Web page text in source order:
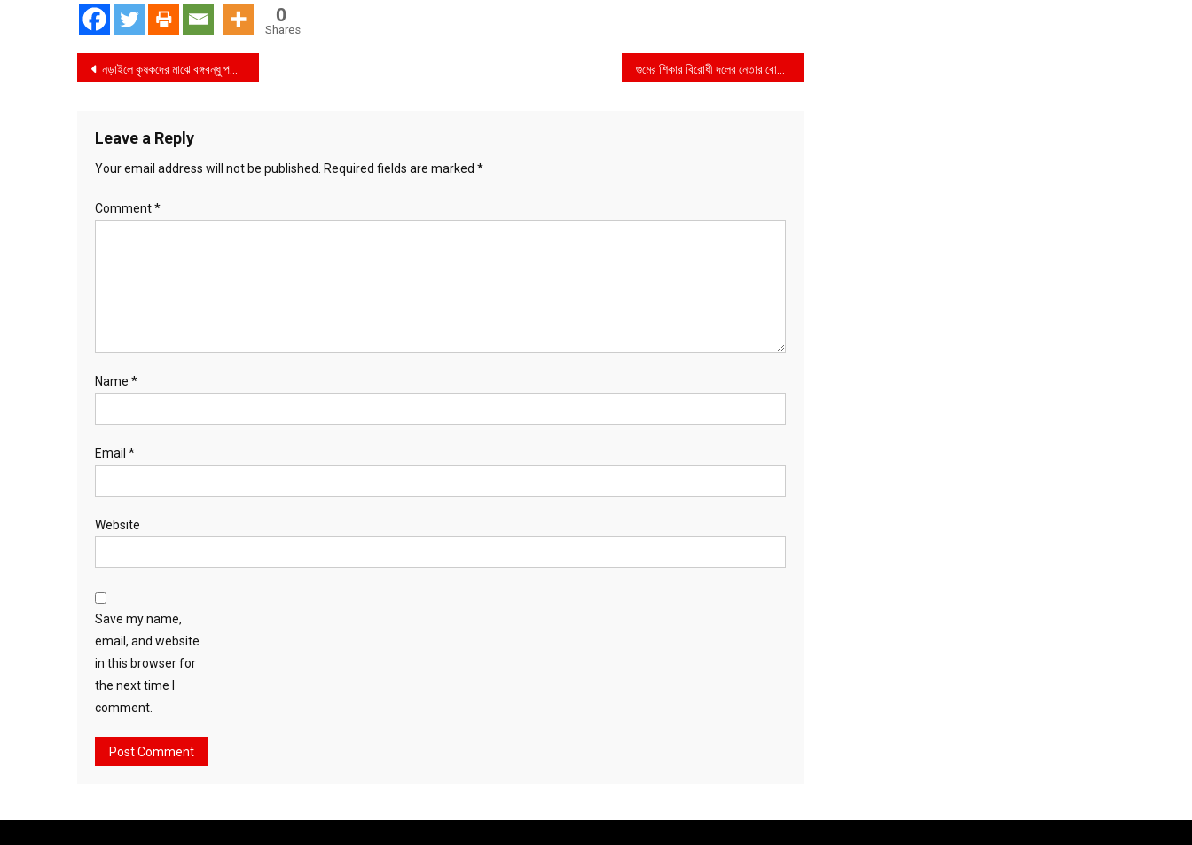
0
Shares
Post
নড়াইলে কৃষকদের মাঝে বঙ্গবন্ধু পরিষদের বিনা মূল্যে ধানবীজ বিতারণ ও দোয়া মাহ্ফিল অনুষ্ঠিত গুমের শিকার বিরোধী দলের নেতার বোনের বাসায় ঢাকাস্থ মার্কিন রাষ্ট্রদূত
Leave a Reply
Your email address will not be published. Required fields are marked *
Comment*
Name *
Email *
Website
Save my name,
email, and website
in this browser for
the next time I
comment.